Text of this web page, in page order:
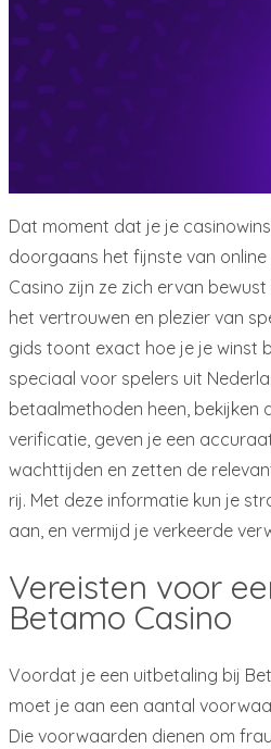
Dat moment dat je je
doorgaans het fijnste van online
Casino zijn ze zich ervan
het vertrouwen en plezier van
gids toont exact hoe je je winst
speciaal voor spelers uit
betaalmethoden heen, bekijken
verificatie, geven je een
wachttijden en zetten de
rij. Met deze informatie kun je
aan, en vermijd je verkeerde
Vereisten voor
Betamo Casino
Voordat je een uitbetaling bij
moet je aan een aantal
Die voorwaarden dienen om